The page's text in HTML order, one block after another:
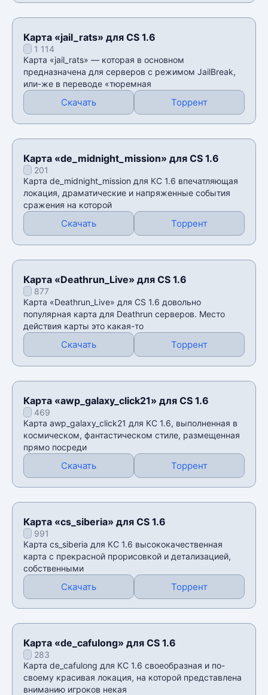
Карта «jail_rats» для CS 1.6
1 114
Карта «jail_rats» — которая в основном
предназначена для серверов с режимом JailBreak,
или-же в переводе «тюремная
Скачать Торрент
Карта «de_midnight_mission» для CS 1.6
201
Карта de_midnight_mission для КС 1.6 впечатляющая
локация, драматические и напряженные события
сражения на которой
Скачать Торрент
Карта «Deathrun_Live» для CS 1.6
877
Карта «Deathrun_Live» для CS 1.6 довольно
популярная карта для Deathrun серверов. Место
действия карты это какая-то
Скачать Торрент
Карта «awp_galaxy_click21» для CS 1.6
469
Карта awp_galaxy_click21 для КС 1.6, выполненная в
космическом, фантастическом стиле, размещенная
прямо посреди
Скачать Торрент
Карта «cs_siberia» для CS 1.6
991
Карта cs_siberia для КС 1.6 высококачественная
карта с прекрасной прорисовкой и детализацией,
собственными
Скачать Торрент
Карта «de_cafulong» для CS 1.6
283
Карта de_cafulong для КС 1.6 своеобразная и по-
своему красивая локация, на которой представлена
вниманию игроков некая